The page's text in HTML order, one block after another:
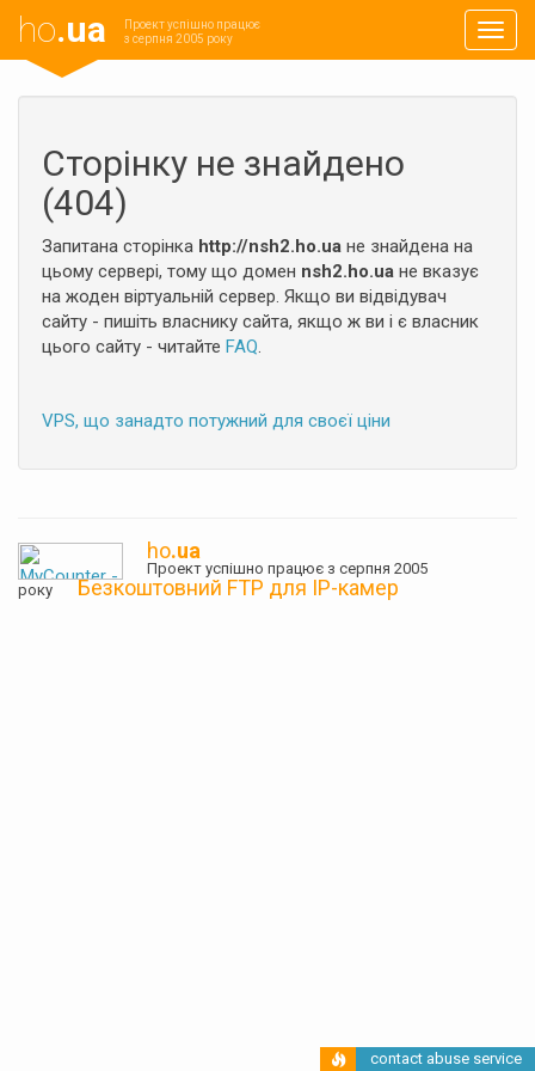
ho.ua
Проект успішно працює
з серпня 2005 року
Сторінку не знайдено
(404)
Запитана сторінка http://nsh2.ho.ua не знайдена на
цьому сервері, тому що домен nsh2.ho.ua не вказує
на жоден віртуальній сервер. Якщо ви відвідувач
сайту - пишіть власнику сайта, якщо ж ви і є власник
цього сайту - читайте FAQ.
VPS, що занадто потужний для своєї ціни
ho.ua
Проект успішно працює з серпня 2005
року Безкоштовний FTP для IP-камер
contact abuse service